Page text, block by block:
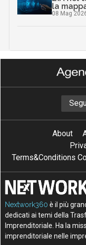
la
08 Mag
About
Terms&Conditions
Nextwork360 è il più
dedicati ai temi della
Imprenditoriale. Ha la
imprenditoriale nelle